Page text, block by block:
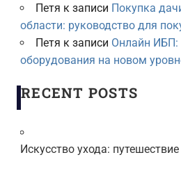
Петя к записи Покупка
области: руководство для
Петя к записи Онлайн ИБП:
оборудования на новом
RECENT POSTS
Искусство ухода: